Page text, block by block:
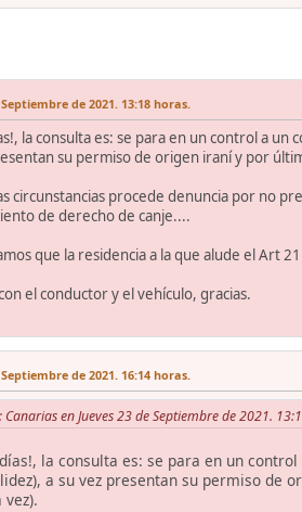
Septiembre de 2021. 13:18 horas.
la consulta es: se para en un control a
su permiso de origen iraní y por
circunstancias procede denuncia por no
de derecho de canje....
que la residencia a la que alude el Art
el conductor y el vehículo, gracias.
Septiembre de 2021. 16:14 horas.
Canarias en Jueves 23 de Septiembre de 2021.
la consulta es: se para en un
a su vez presentan su permiso
vez).